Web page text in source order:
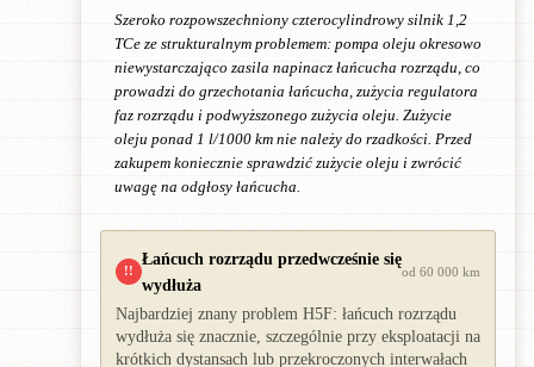
Szeroko rozpowszechniony czterocylindrowy silnik 1,2
TCe ze strukturalnym problemem: pompa oleju okresowo
niewystarczająco zasila napinacz łańcucha rozrządu, co
prowadzi do grzechotania łańcucha, zużycia regulatora
faz rozrządu i podwyższonego zużycia oleju. Zużycie
oleju ponad 1 l/1000 km nie należy do rzadkości. Przed
zakupem koniecznie sprawdzić zużycie oleju i zwrócić
uwagę na odgłosy łańcucha.
!!
Łańcuch rozrządu przedwcześnie się
wydłuża
od 60 000 km
Najbardziej znany problem H5F: łańcuch rozrządu
wydłuża się znacznie, szczególnie przy eksploatacji na
krótkich dystansach lub przekroczonych interwałach